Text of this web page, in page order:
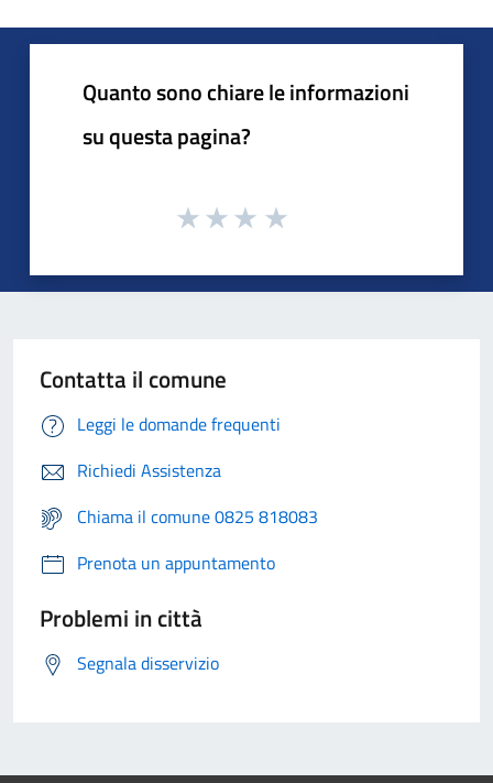
Quanto sono chiare le informazioni
su questa pagina?
Contatta il comune
Leggi le domande frequenti
Richiedi Assistenza
Chiama il comune 0825 818083
Prenota un appuntamento
Problemi in città
Segnala disservizio